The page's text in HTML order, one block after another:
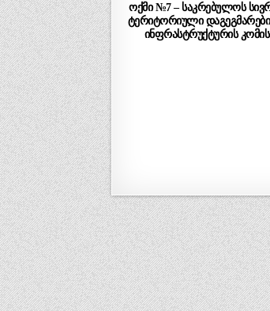
ოქმი №7 – საკრებულოს
ტერიტორიული
ინფრასტრუქტურის